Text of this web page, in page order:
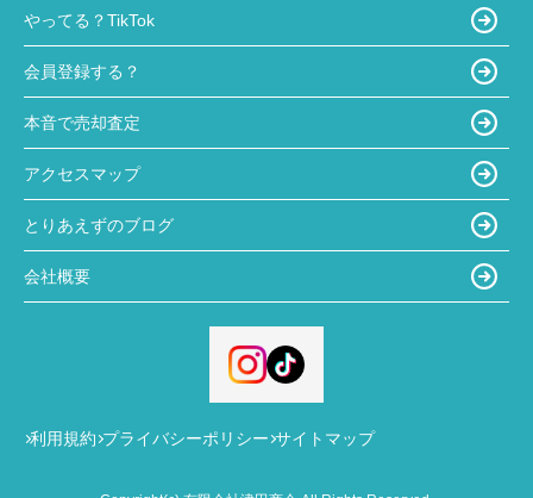
やってる？TikTok
会員登録する？
本音で売却査定
アクセスマップ
とりあえずのブログ
会社概要
利用規約 プライバシーポリシー サイトマップ